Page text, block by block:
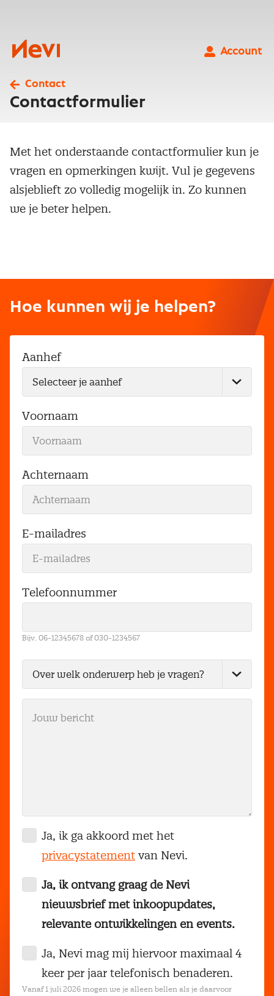
Nevi
Account
Contact
Contactformulier
Met het onderstaande contactformulier kun je
vragen en opmerkingen kwijt. Vul je gegevens
alsjeblieft zo volledig mogelijk in. Zo kunnen
we je beter helpen.
Hoe kunnen wij je helpen?
Aanhef
Voornaam
Achternaam
E-mailadres
Telefoonnummer
Bijv. 06-12345678 of 030-1234567
Ja, ik ga akkoord met het
privacystatement van Nevi.
Ja, ik ontvang graag de Nevi
nieuwsbrief met inkoopupdates,
relevante ontwikkelingen en events.
Ja, Nevi mag mij hiervoor maximaal 4
keer per jaar telefonisch benaderen.
Vanaf 1 juli 2026 mogen we je alleen bellen als je daarvoor